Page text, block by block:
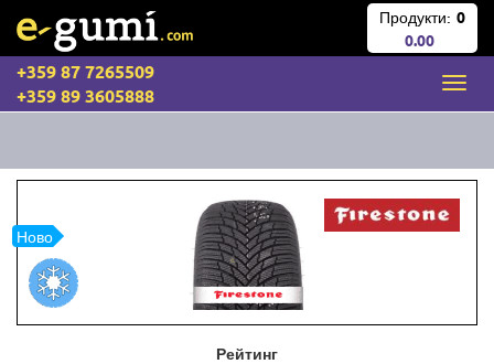
Продукти: 0
0.00
+359 87 7265509
+359 89 3605888
Ново
Рейтинг